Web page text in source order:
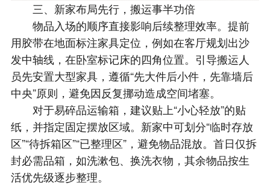
三、新家布局先行，搬运事半功倍​
物品入场的顺序直接影响后续整理效率。提前
用胶带在地面标注家具定位，例如在客厅规划出沙
发中轴线，在卧室标记床的四角位置。引导搬运人
员先安置大型家具，遵循“先大件后小件，先靠墙后
中央”原则，避免因反复挪动造成空间堵塞。​
对于易碎品运输箱，建议贴上“小心轻放”的贴
纸，并指定固定摆放区域。新家中可划分“临时存放
区”“待拆箱区”“已整理区”，避免物品混放。首日仅拆
封必需品箱，如洗漱包、换洗衣物，其余物品按生
活优先级逐步整理。​